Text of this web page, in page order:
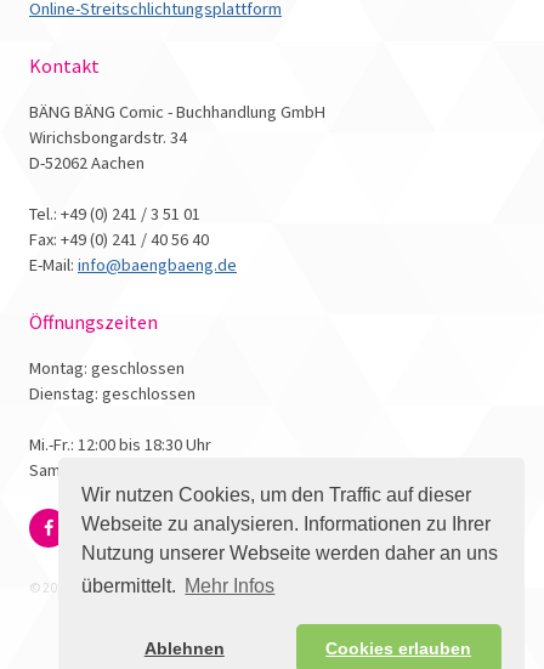
Wir nutzen Cookies, um den Traffic auf dieser
Webseite zu analysieren. Informationen zu Ihrer
Nutzung unserer Webseite werden daher an uns
übermittelt. Mehr Infos
Ablehnen Cookies erlauben
Online-Streitschlichtungsplattform
Kontakt
BÄNG BÄNG Comic - Buchhandlung GmbH
Wirichsbongardstr. 34
D-52062 Aachen
Tel.: +49 (0) 241 / 3 51 01
Fax: +49 (0) 241 / 40 56 40
E-Mail: info@baengbaeng.de
Öffnungszeiten
Montag: geschlossen
Dienstag: geschlossen
Mi.-Fr.: 12:00 bis 18:30 Uhr
Samstag: 10:00 bis 17:00 Uhr
© 2026 - Bäng Bäng Comicbuchhandlung